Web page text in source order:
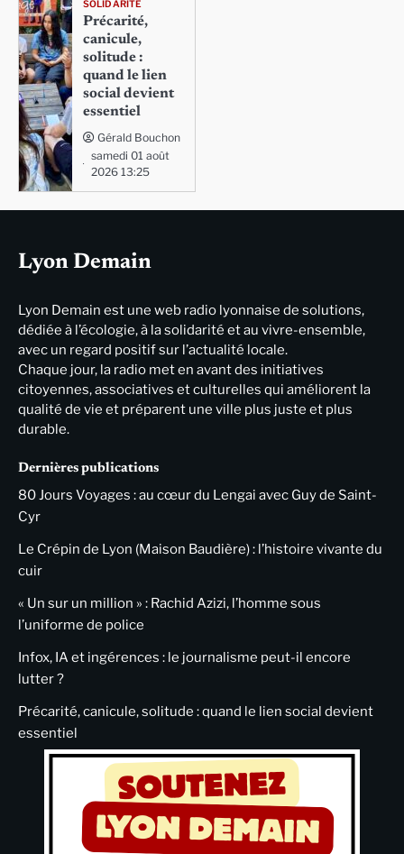
SOLIDARITÉ
Précarité,
canicule,
solitude :
quand le lien
social devient
essentiel
Gérald Bouchon
samedi 01 août
2026 13:25
Lyon Demain
Lyon Demain est une web radio lyonnaise de solutions,
dédiée à l’écologie, à la solidarité et au vivre-ensemble,
avec un regard positif sur l’actualité locale.
Chaque jour, la radio met en avant des initiatives
citoyennes, associatives et culturelles qui améliorent la
qualité de vie et préparent une ville plus juste et plus
durable.
Dernières publications
80 Jours Voyages : au cœur du Lengai avec Guy de Saint-
Cyr
Le Crépin de Lyon (Maison Baudière) : l’histoire vivante du
cuir
« Un sur un million » : Rachid Azizi, l’homme sous
l’uniforme de police
Infox, IA et ingérences : le journalisme peut-il encore
lutter ?
Précarité, canicule, solitude : quand le lien social devient
essentiel